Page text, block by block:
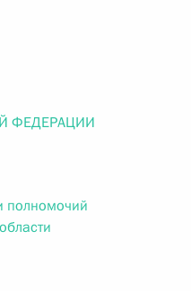
ФЕДЕРАЦИИ
полномочий